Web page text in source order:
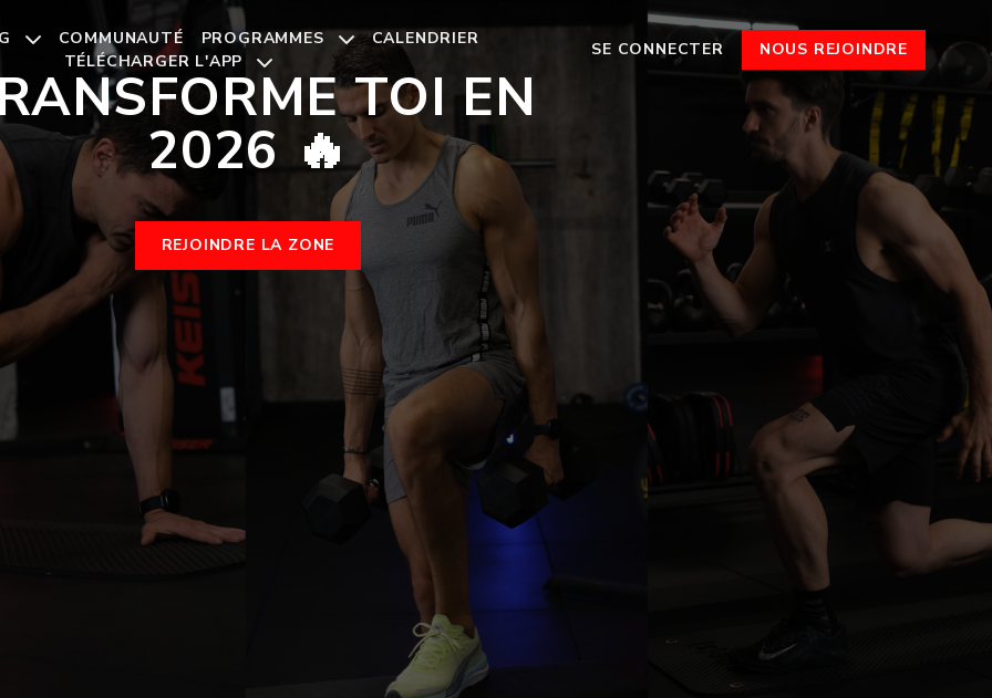
COMMUNAUTÉ PROGRAMMES
CALENDRIER
TÉLÉCHARGER L'APP
SE CONNECTER NOUS REJOINDRE
TOI EN
2026 🔥
REJOINDRE LA ZONE